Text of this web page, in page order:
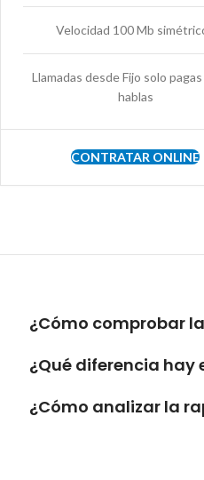
Velocidad 100 Mb
Llamadas desde Fijo solo
hablas
CONTRATAR ONLINE
¿Cómo comprobar
¿Qué diferencia hay
¿Cómo analizar la